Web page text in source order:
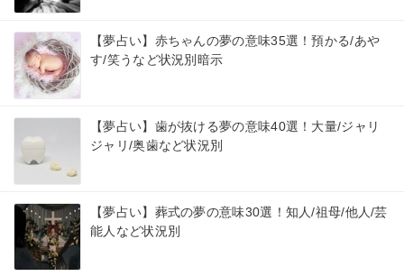
【夢占い】赤ちゃんの夢の意味35選！預かる/あや
す/笑うなど状況別暗示
【夢占い】歯が抜ける夢の意味40選！大量/ジャリ
ジャリ/奥歯など状況別
【夢占い】葬式の夢の意味30選！知人/祖母/他人/芸
能人など状況別